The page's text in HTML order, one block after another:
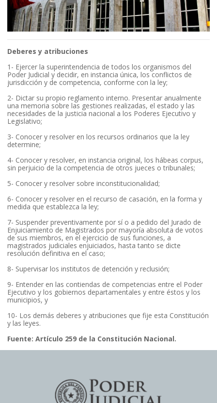
Deberes y atribuciones
1- Ejercer la superintendencia de todos los organismos del
Poder Judicial y decidir, en instancia única, los conflictos de
jurisdicción y de competencia, conforme con la ley;
2- Dictar su propio reglamento interno. Presentar anualmente
una memoria sobre las gestiones realizadas, el estado y las
necesidades de la justicia nacional a los Poderes Ejecutivo y
Legislativo;
3- Conocer y resolver en los recursos ordinarios que la ley
determine;
4- Conocer y resolver, en instancia original, los hábeas corpus,
sin perjuicio de la competencia de otros jueces o tribunales;
5- Conocer y resolver sobre inconstitucionalidad;
6- Conocer y resolver en el recurso de casación, en la forma y
medida que establezca la ley;
7- Suspender preventivamente por sí o a pedido del Jurado de
Enjuiciamiento de Magistrados por mayoría absoluta de votos
de sus miembros, en el ejercicio de sus funciones, a
magistrados judiciales enjuiciados, hasta tanto se dicte
resolución definitiva en el caso;
8- Supervisar los institutos de detención y reclusión;
9- Entender en las contiendas de competencias entre el Poder
Ejecutivo y los gobiernos departamentales y entre éstos y los
municipios, y
10- Los demás deberes y atribuciones que fije esta Constitución
y las leyes.
Fuente: Artículo 259 de la Constitución Nacional.